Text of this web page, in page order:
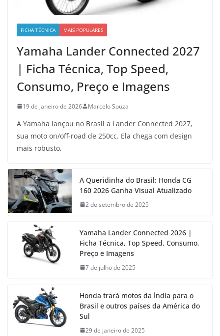
FICHA TÉCNICA MAIS POPULARES
Yamaha Lander Connected 2027
| Ficha Técnica, Top Speed,
Consumo, Preço e Imagens
19 de janeiro de 2026 Marcelo Souza
A Yamaha lançou no Brasil a Lander Connected 2027,
sua moto on/off-road de 250cc. Ela chega com design
mais robusto,
A Queridinha do Brasil: Honda CG
160 2026 Ganha Visual Atualizado
2 de setembro de 2025
Yamaha Lander Connected 2026 |
Ficha Técnica, Top Speed, Consumo,
Preço e Imagens
7 de julho de 2025
Honda trará motos da Índia para o
Brasil e outros países da América do
Sul
29 de janeiro de 2025